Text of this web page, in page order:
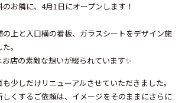
お隣に、4月1日にオープンします！
上と入口横の看板、ガラスシートをデザイン施
。
店の素敵な想いが綴られています✨
少しだけリニューアルさせていただきました。
くするご依頼は、イメージをそのままにさらに